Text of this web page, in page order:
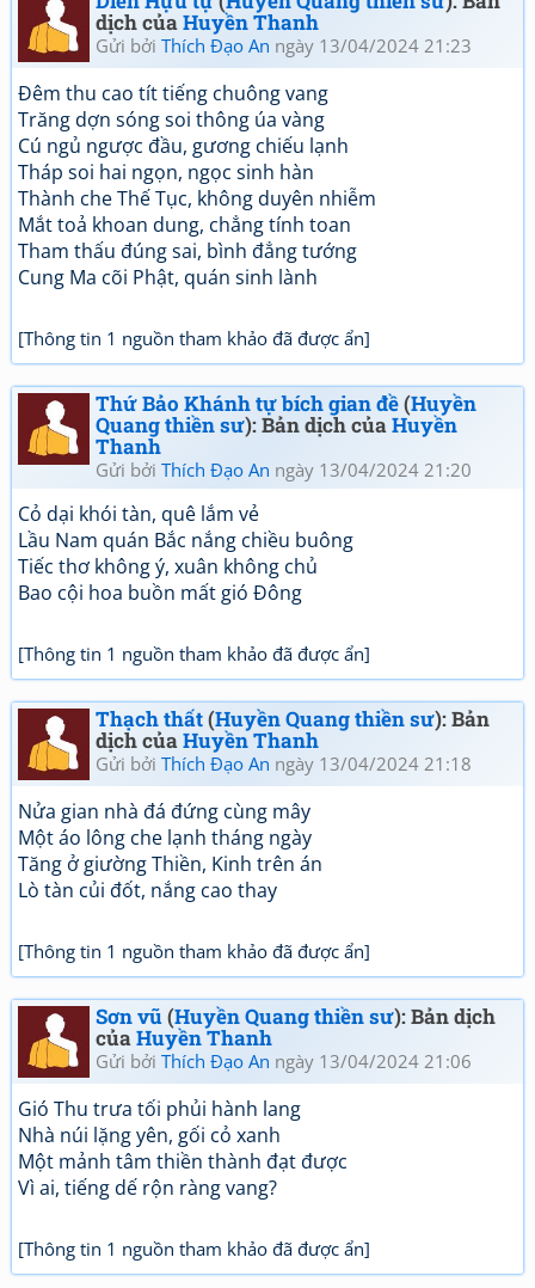
dịch củaHuyền Thanh
Gửi bởi Thích Đạo An ngày 13/04/2024 21:23
Đêm thu cao tít tiếng chuông vang
Trăng dợn sóng soi thông úa vàng
Cú ngủ ngược đầu, gương chiếu lạnh
Tháp soi hai ngọn, ngọc sinh hàn
Thành che Thế Tục, không duyên nhiễm
Mắt toả khoan dung, chẳng tính toan
Tham thấu đúng sai, bình đẳng tướng
Cung Ma cõi Phật, quán sinh lành
[Thông tin 1 nguồn tham khảo đã được ẩn]
Thứ Bảo Khánh tự bích gian đề(Huyền
Quang thiền sư): Bản dịch củaHuyền
Thanh
Gửi bởi Thích Đạo An ngày 13/04/2024 21:20
Cỏ dại khói tàn, quê lắm vẻ
Lầu Nam quán Bắc nắng chiều buông
Tiếc thơ không ý, xuân không chủ
Bao cội hoa buồn mất gió Đông
[Thông tin 1 nguồn tham khảo đã được ẩn]
Thạch thất(Huyền Quang thiền sư): Bản
dịch củaHuyền Thanh
Gửi bởi Thích Đạo An ngày 13/04/2024 21:18
Nửa gian nhà đá đứng cùng mây
Một áo lông che lạnh tháng ngày
Tăng ở giường Thiền, Kinh trên án
Lò tàn củi đốt, nắng cao thay
[Thông tin 1 nguồn tham khảo đã được ẩn]
Sơn vũ(Huyền Quang thiền sư): Bản dịch
củaHuyền Thanh
Gửi bởi Thích Đạo An ngày 13/04/2024 21:06
Gió Thu trưa tối phủi hành lang
Nhà núi lặng yên, gối cỏ xanh
Một mảnh tâm thiền thành đạt được
Vì ai, tiếng dế rộn ràng vang?
[Thông tin 1 nguồn tham khảo đã được ẩn]